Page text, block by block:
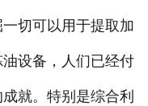
切可以用于提取加
设备，人们已经付
就。特别是综合利